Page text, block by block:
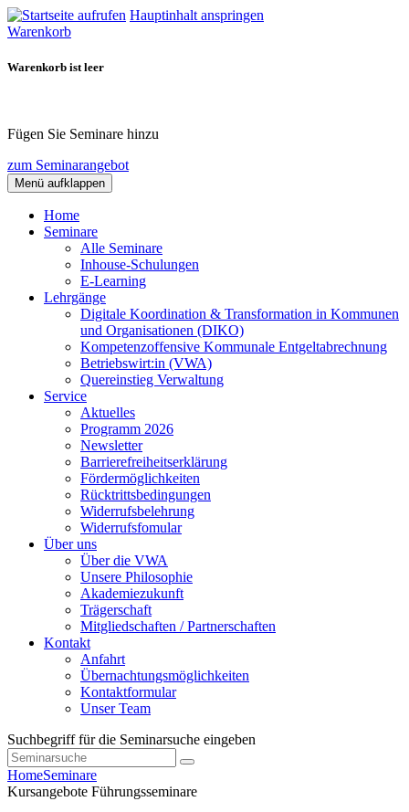
Hauptinhalt anspringen
Warenkorb
Warenkorb ist leer
Fügen Sie Seminare hinzu
zum Seminarangebot
Menü aufklappen
Home
Seminare
Alle Seminare
Inhouse-Schulungen
E-Learning
Lehrgänge
Digitale Koordination & Transformation in Kommunen
und Organisationen (DIKO)
Kompetenzoffensive Kommunale Entgeltabrechnung
Betriebswirt:in (VWA)
Quereinstieg Verwaltung
Service
Aktuelles
Programm 2026
Newsletter
Barrierefreiheitserklärung
Fördermöglichkeiten
Rücktrittsbedingungen
Widerrufsbelehrung
Widerrufsfomular
Über uns
Über die VWA
Unsere Philosophie
Akademiezukunft
Trägerschaft
Mitgliedschaften / Partnerschaften
Kontakt
Anfahrt
Übernachtungsmöglichkeiten
Kontaktformular
Unser Team
Suchbegriff für die Seminarsuche eingeben
HomeSeminare
Kursangebote Führungsseminare